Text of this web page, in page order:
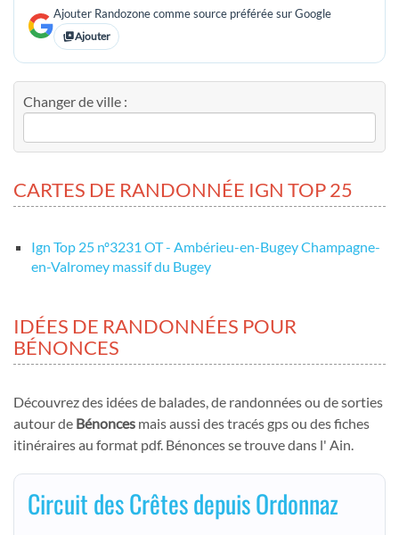
Ajouter Randozone comme source préférée sur Google
Ajouter
Changer de ville :
CARTES DE RANDONNÉE IGN TOP 25
Ign Top 25 nº3231 OT - Ambérieu-en-Bugey Champagne-
en-Valromey massif du Bugey
IDÉES DE RANDONNÉES POUR
BÉNONCES
Découvrez des idées de balades, de randonnées ou de sorties
autour de Bénonces mais aussi des tracés gps ou des fiches
itinéraires au format pdf. Bénonces se trouve dans l' Ain.
Circuit des Crêtes depuis Ordonnaz